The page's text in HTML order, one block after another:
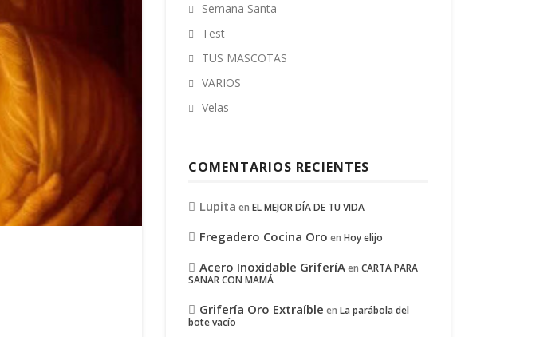
Semana Santa
Test
TUS MASCOTAS
VARIOS
Velas
COMENTARIOS RECIENTES
Lupita enEL MEJOR DÍA DE TU VIDA
Fregadero Cocina Oro enHoy elijo
Acero Inoxidable GriferíAenCARTA PARA
SANAR CON MAMÁ
Grifería Oro Extraíble enLa parábola del
bote vacío